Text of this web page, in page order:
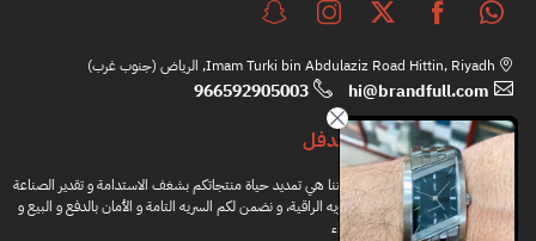
Imam Turki bin Abdulaziz Road Hittin, Riyadh, الرياض (جنوب غرب)
hi@brandfull.com
966592905003
براندفل
مهمتنا هي تمديد حياة منتجاتكم بشغف الاستدامة و تقدير الصناعة
اليدويه الراقية، و نضمن لكم السريه التامة و الأمان بالدفع و البيع و
الشراء